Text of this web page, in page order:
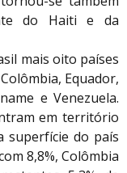
do Haiti e da
mais oito países
Equador,
e Venezuela.
em território
superfície do país
8,8%, Colômbia